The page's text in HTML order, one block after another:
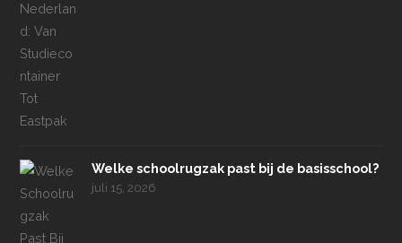
Welke schoolrugzak past bij de basisschool?
juli 15, 2026